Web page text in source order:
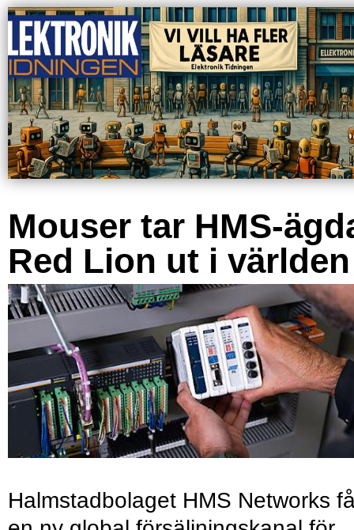
Mouser tar HMS-
Red Lion ut i världen
Halmstadbolaget HMS Networks